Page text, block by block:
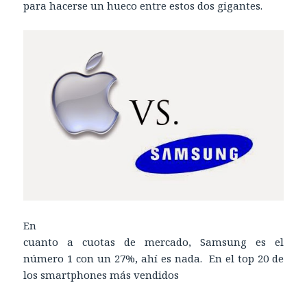
para hacerse un hueco entre estos dos gigantes.
En
cuanto a cuotas de mercado, Samsung es el
número 1 con un 27%, ahí es nada. En el top 20 de
los smartphones más vendidos